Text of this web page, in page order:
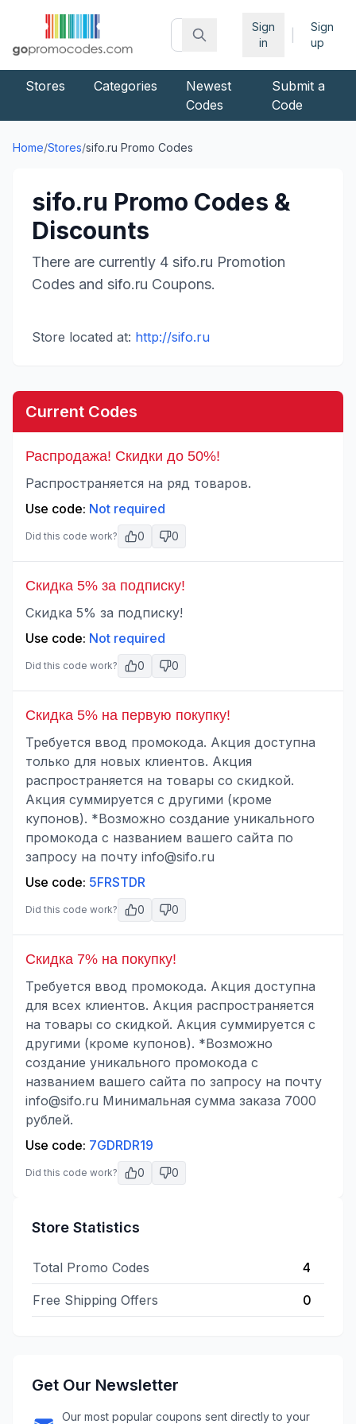
Sign
in
Sign
up
Stores Categories
Newest
Codes
Submit a
Code
Home/Stores/sifo.ru Promo Codes
sifo.ru Promo Codes &
Discounts
There are currently 4 sifo.ru Promotion
Codes and sifo.ru Coupons.
Store located at: http://sifo.ru
Current Codes
Распродажа! Скидки до 50%!
Распространяется на ряд товаров.
Use code: Not required
Did this code work? 0 0
Скидка 5% за подписку!
Скидка 5% за подписку!
Use code: Not required
Did this code work? 0 0
Скидка 5% на первую покупку!
Требуется ввод промокода. Акция доступна
только для новых клиентов. Акция
распространяется на товары со скидкой.
Акция суммируется с другими (кроме
купонов). *Возможно создание уникального
промокода с названием вашего сайта по
запросу на почту info@sifo.ru
Use code: 5FRSTDR
Did this code work? 0 0
Скидка 7% на покупку!
Требуется ввод промокода. Акция доступна
для всех клиентов. Акция распространяется
на товары со скидкой. Акция суммируется с
другими (кроме купонов). *Возможно
создание уникального промокода с
названием вашего сайта по запросу на почту
info@sifo.ru Минимальная сумма заказа 7000
рублей.
Use code: 7GDRDR19
Did this code work? 0 0
Store Statistics
Total Promo Codes 4
Free Shipping Offers 0
Get Our Newsletter
Our most popular coupons sent directly to your